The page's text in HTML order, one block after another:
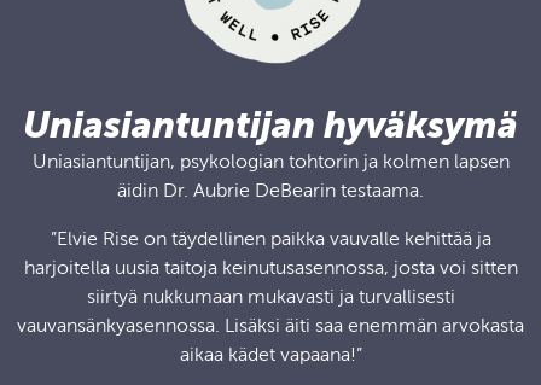
Uniasiantuntijan hyväksymä
Uniasiantuntijan, psykologian tohtorin ja kolmen lapsen
äidin Dr. Aubrie DeBearin testaama.
”Elvie Rise on täydellinen paikka vauvalle kehittää ja
harjoitella uusia taitoja keinutusasennossa, josta voi sitten
siirtyä nukkumaan mukavasti ja turvallisesti
vauvansänkyasennossa. Lisäksi äiti saa enemmän arvokasta
aikaa kädet vapaana!”